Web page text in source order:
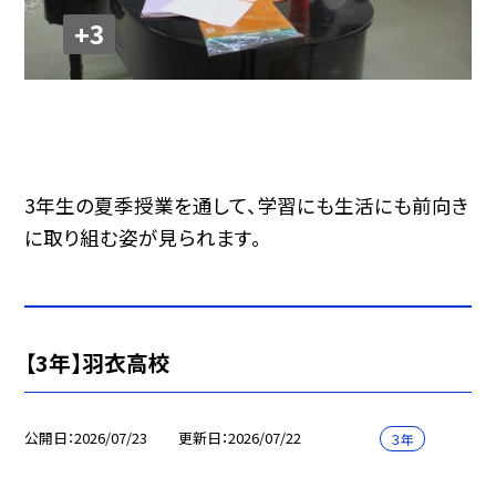
+3
3年生の夏季授業を通して、学習にも生活にも前向き
に取り組む姿が見られます。
【3年】羽衣高校
公開日 2026/07/23 更新日 2026/07/22 ３年